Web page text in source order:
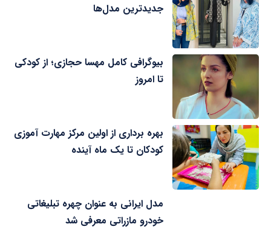
جدیدترین مدل‌ها
بیوگرافی کامل مهسا حجازی؛ از کودکی
تا امروز
بهره برداری از اولین مرکز مهارت آموزی
کودکان تا یک ماه آینده
مدل ایرانی به عنوان چهره تبلیغاتی
خودرو مازراتی معرفی شد